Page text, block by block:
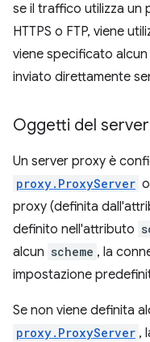
se il traffico utilizza un
HTTPS o FTP, viene
viene specificato alcun
inviato direttamente
Oggetti del
Un server proxy è
proxy.ProxyServer
proxy (definita
definito nell'attributo
alcun scheme , la
impostazione
Se non viene definita
proxy.ProxyServer ,